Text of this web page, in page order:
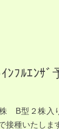
ﾌﾙｴﾝｻﾞ
B型２株入
接種いたしま